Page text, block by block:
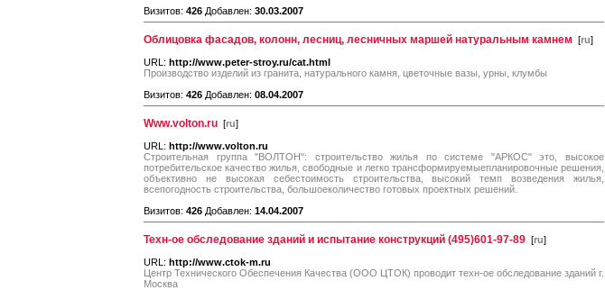
Визитов: 426 Добавлен: 30.03.2007
Облицовка фасадов, колонн, лесниц, лесничных маршей натуральным камнем [ru]
URL: http://www.peter-stroy.ru/cat.html
Производство изделий из гранита, натурального камня, цветочные вазы, урны, клумбы
Визитов: 426 Добавлен: 08.04.2007
Www.volton.ru [ru]
URL: http://www.volton.ru
Строительная группа "ВОЛТОН": строительство жилья по системе "АРКОС" это, высокое
потребительское качество жилья, свободные и легко трансформируемыепланировочные решения,
объективно не высокая себестоимость строительства, высокий темп возведения жилья,
всепогодность строительства, большоеколичество готовых проектных решений.
Визитов: 426 Добавлен: 14.04.2007
Техн-ое обследование зданий и испытание конструкций (495)601-97-89 [ru]
URL: http://www.ctok-m.ru
Центр Технического Обеспечения Качества (ООО ЦТОК) проводит техн-ое обследование зданий г.
Моcквa